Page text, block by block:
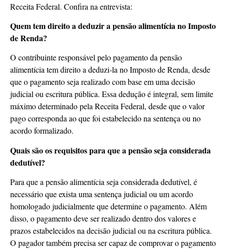
Receita Federal. Confira na entrevista:
Quem tem direito a deduzir a pensão alimentícia no Imposto
de Renda?
O contribuinte responsável pelo pagamento da pensão
alimentícia tem direito a deduzi-la no Imposto de Renda, desde
que o pagamento seja realizado com base em uma decisão
judicial ou escritura pública. Essa dedução é integral, sem limite
máximo determinado pela Receita Federal, desde que o valor
pago corresponda ao que foi estabelecido na sentença ou no
acordo formalizado.
Quais são os requisitos para que a pensão seja considerada
dedutível?
Para que a pensão alimentícia seja considerada dedutível, é
necessário que exista uma sentença judicial ou um acordo
homologado judicialmente que determine o pagamento. Além
disso, o pagamento deve ser realizado dentro dos valores e
prazos estabelecidos na decisão judicial ou na escritura pública.
O pagador também precisa ser capaz de comprovar o pagamento